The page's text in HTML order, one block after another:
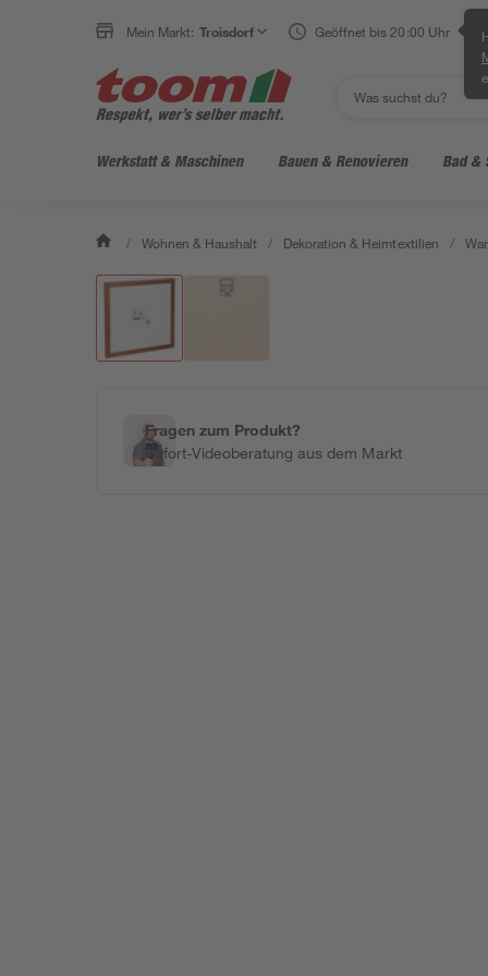
Mein Markt: Troisdorf Geöffnet bis 20:00 Uhr
Werkstatt & Maschinen Bauen & Renovieren Bad &
/ Wohnen & Haushalt / Dekoration & Heimtextilien /
Fragen zum Produkt?
Sofort-Videoberatung aus dem Markt